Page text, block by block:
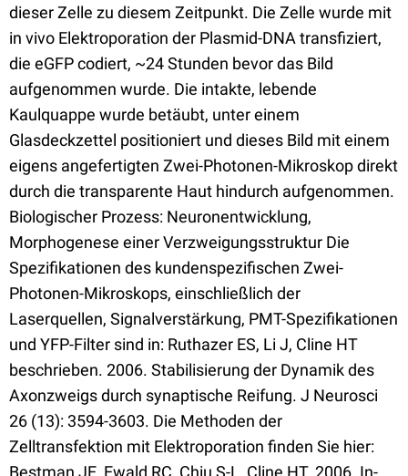
dieser Zelle zu diesem Zeitpunkt. Die Zelle wurde mit
in vivo Elektroporation der Plasmid-DNA transfiziert,
die eGFP codiert, ~24 Stunden bevor das Bild
aufgenommen wurde. Die intakte, lebende
Kaulquappe wurde betäubt, unter einem
Glasdeckzettel positioniert und dieses Bild mit einem
eigens angefertigten Zwei-Photonen-Mikroskop direkt
durch die transparente Haut hindurch aufgenommen.
Biologischer Prozess: Neuronentwicklung,
Morphogenese einer Verzweigungsstruktur Die
Spezifikationen des kundenspezifischen Zwei-
Photonen-Mikroskops, einschließlich der
Laserquellen, Signalverstärkung, PMT-Spezifikationen
und YFP-Filter sind in: Ruthazer ES, Li J, Cline HT
beschrieben. 2006. Stabilisierung der Dynamik des
Axonzweigs durch synaptische Reifung. J Neurosci
26 (13): 3594-3603. Die Methoden der
Zelltransfektion mit Elektroporation finden Sie hier:
Bestman JE, Ewald RC, Chiu S-L, Cline HT. 2006. In-